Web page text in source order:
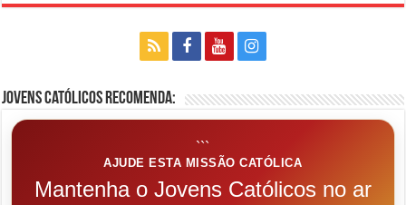
Jovens Católicos Recomenda:
```
AJUDE ESTA MISSÃO CATÓLICA
Mantenha o Jovens Católicos no ar